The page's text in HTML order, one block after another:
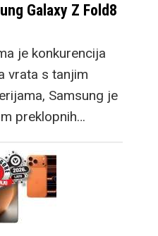
Galaxy Z Fold8
je konkurencija
vrata s tanjim
Samsung je
preklopnih…